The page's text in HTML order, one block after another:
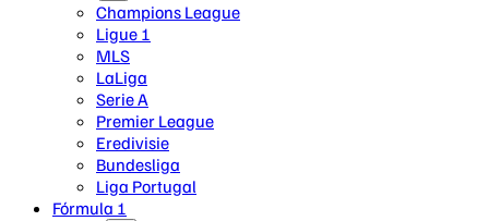
Champions League
Ligue 1
MLS
LaLiga
Serie A
Premier League
Eredivisie
Bundesliga
Liga Portugal
Fórmula 1